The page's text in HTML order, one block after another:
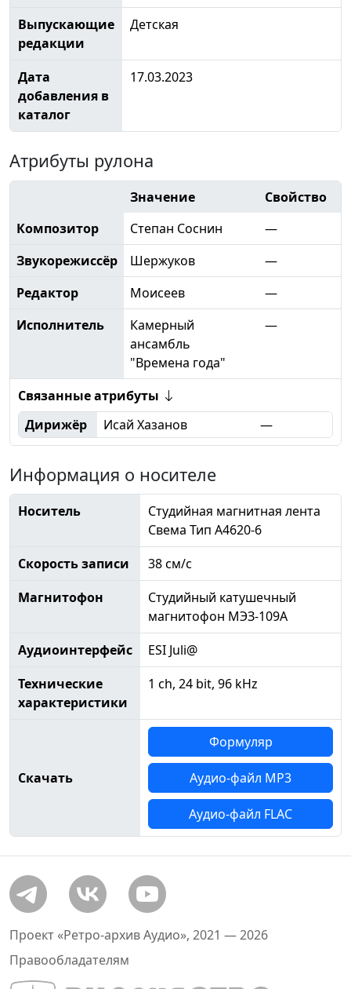
Выпускающие
редакции
Детская
Дата
добавления в
каталог
17.03.2023
Атрибуты рулона
Значение
Свойство
Композитор
Степан Соснин
—
Звукорежиссёр
Шержуков
—
Редактор
Моисеев
—
Исполнитель
Камерный
ансамбль
"Времена года"
—
Связанные атрибуты
Дирижёр
Исай Хазанов —
Информация о носителе
Носитель
Студийная магнитная лента
Свема Тип А4620-6
Скорость записи
38 см/с
Магнитофон
Студийный катушечный
магнитофон МЭЗ-109А
Аудиоинтерфейс
ESI Juli@
Технические
характеристики
1 ch, 24 bit, 96 kHz
Скачать
Формуляр
Аудио-файл MP3
Аудио-файл FLAC
Проект «Ретро-архив Аудио», 2021 — 2026
Правообладателям